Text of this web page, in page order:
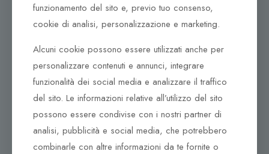
Dove ci puoi trovare
Corso Italia, 161
Tel. +39 0932 683156
97100 Ragusa RG
Corso Vittorio Emanuele 79/A
Tel. +39 0933 942394
95042 Grammichele CT
funzionamento del sito e, previo tuo consenso,
cookie di analisi, personalizzazione e marketing.
Alcuni cookie possono essere utilizzati anche per
personalizzare contenuti e annunci, integrare
funzionalità dei social media e analizzare il traffico
del sito. Le informazioni relative all’utilizzo del sito
possono essere condivise con i nostri partner di
analisi, pubblicità e social media, che potrebbero
combinarle con altre informazioni da te fornite o